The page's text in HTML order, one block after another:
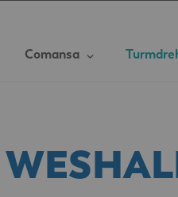
Comansa